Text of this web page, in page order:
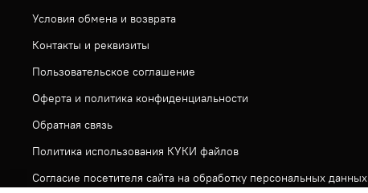
Условия обмена и возврата
Контакты и реквизиты
Пользовательское соглашение
Оферта и политика конфиденциальности
Обратная связь
Политика использования КУКИ файлов
Согласие посетителя сайта на обработку персональных данных